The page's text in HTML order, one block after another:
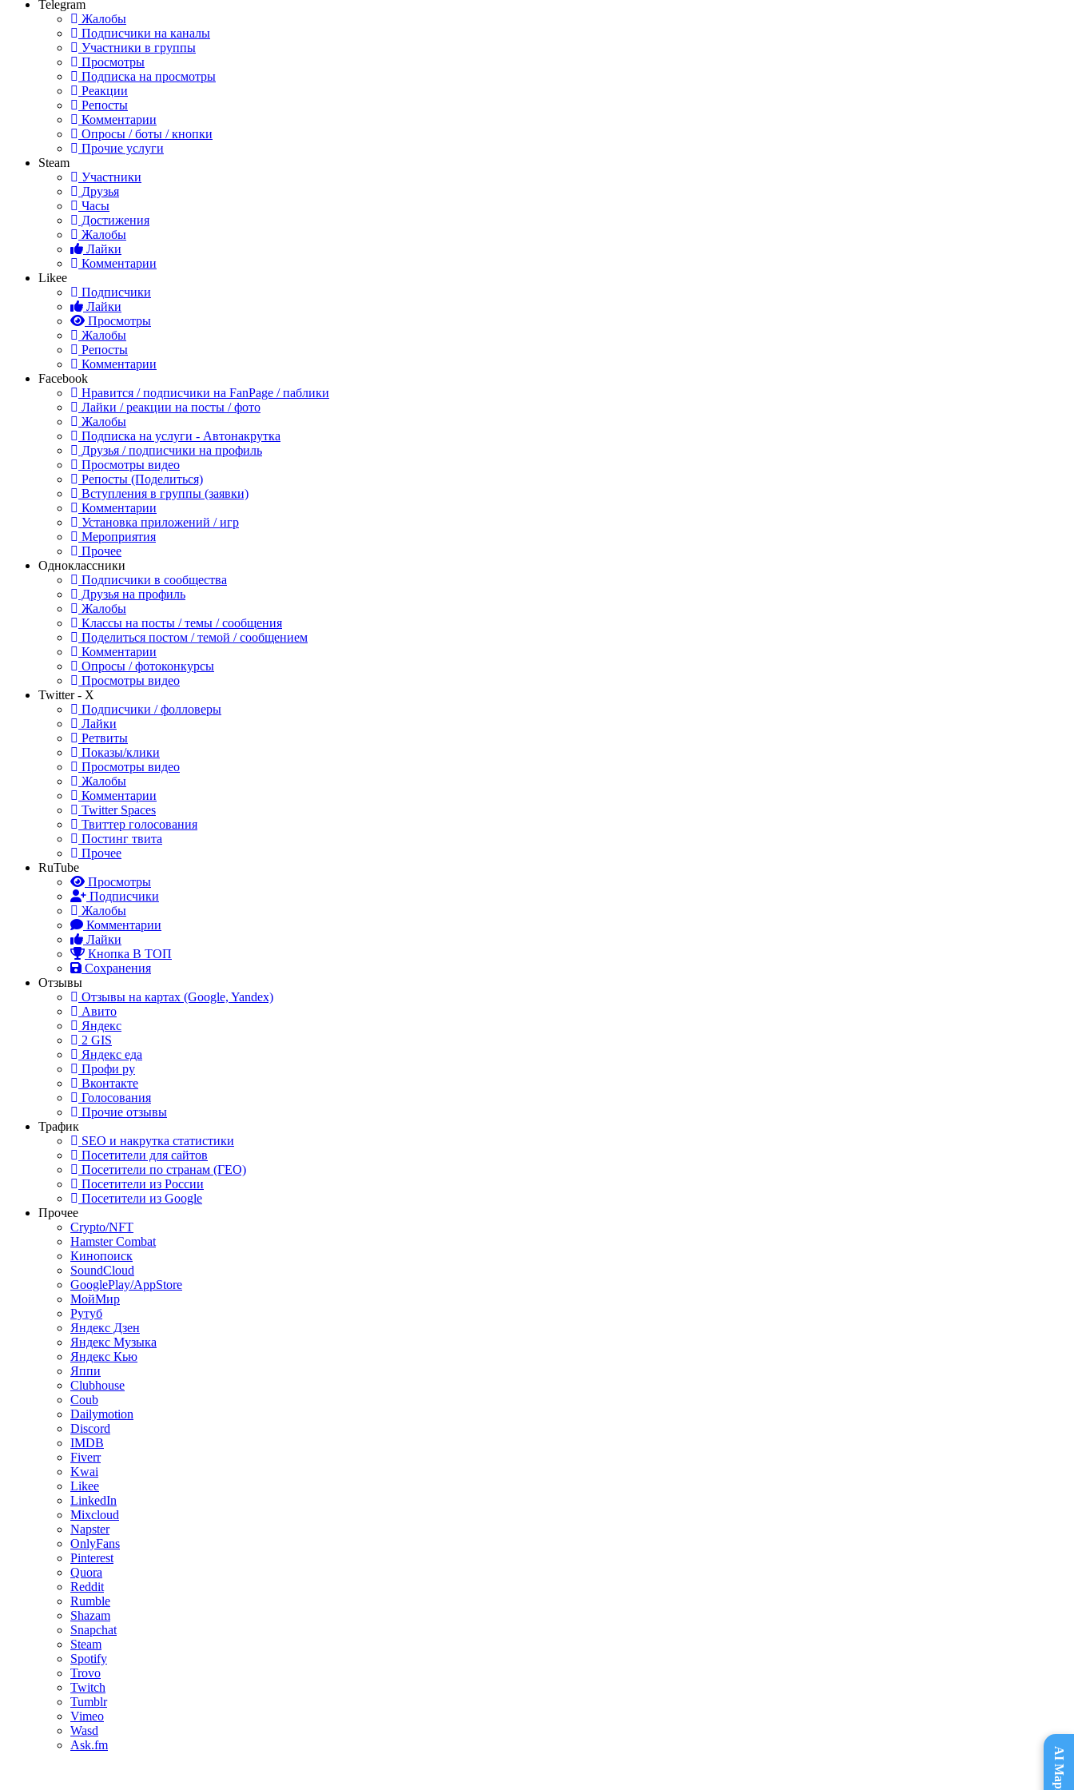
Telegram
Жалобы
Подписчики на каналы
Участники в группы
Просмотры
Подписка на просмотры
Реакции
Репосты
Комментарии
Опросы / боты / кнопки
Прочие услуги
Steam
Участники
Друзья
Часы
Достижения
Жалобы
Лайки
Комментарии
Likee
Подписчики
Лайки
Просмотры
Жалобы
Репосты
Комментарии
Facebook
Нравится / подписчики на FanPage / паблики
Лайки / реакции на посты / фото
Жалобы
Подписка на услуги - Автонакрутка
Друзья / подписчики на профиль
Просмотры видео
Репосты (Поделиться)
Вступления в группы (заявки)
Комментарии
Установка приложений / игр
Мероприятия
Прочее
Одноклассники
Подписчики в сообщества
Друзья на профиль
Жалобы
Классы на посты / темы / сообщения
Поделиться постом / темой / сообщением
Комментарии
Опросы / фотоконкурсы
Просмотры видео
Twitter - X
Подписчики / фолловеры
Лайки
Ретвиты
Показы/клики
Просмотры видео
Жалобы
Комментарии
Twitter Spaces
Твиттер голосования
Постинг твита
Прочее
RuTube
Просмотры
Подписчики
Жалобы
Комментарии
Лайки
Кнопка В ТОП
Сохранения
Отзывы
Отзывы на картах (Google, Yandex)
Авито
Яндекс
2 GIS
Яндекс еда
Профи ру
Вконтакте
Голосования
Прочие отзывы
Трафик
SEO и накрутка статистики
Посетители для сайтов
Посетители по странам (ГЕО)
Посетители из России
Посетители из Google
Прочее
Crypto/NFT
Hamster Combat
Кинопоиск
SoundCloud
GooglePlay/AppStore
МойМир
Рутуб
Яндекс Дзен
Яндекс Музыка
Яндекс Кью
Яппи
Clubhouse
Coub
Dailymotion
Discord
IMDB
Fiverr
Kwai
Likee
LinkedIn
Mixcloud
Napster
OnlyFans
Pinterest
Quora
Reddit
Rumble
Shazam
Snapchat
Steam
Spotify
Trovo
Twitch
Tumblr
Vimeo
Wasd
Ask.fm